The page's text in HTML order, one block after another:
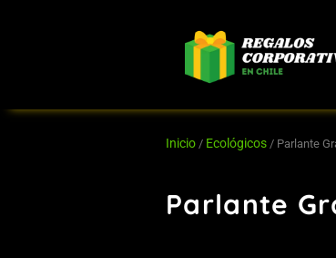
Inicio / Ecológicos / Parlante
Parlante